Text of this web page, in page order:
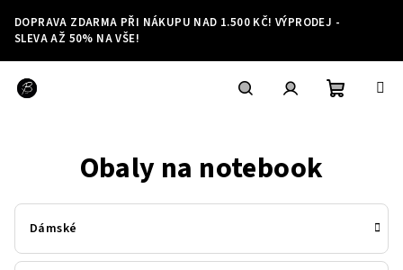
obsah
DOPRAVA ZDARMA PŘI NÁKUPU NAD 1.500 KČ! VÝPRODEJ -
SLEVA AŽ 50% NA VŠE!
Obaly na notebook
Dámské